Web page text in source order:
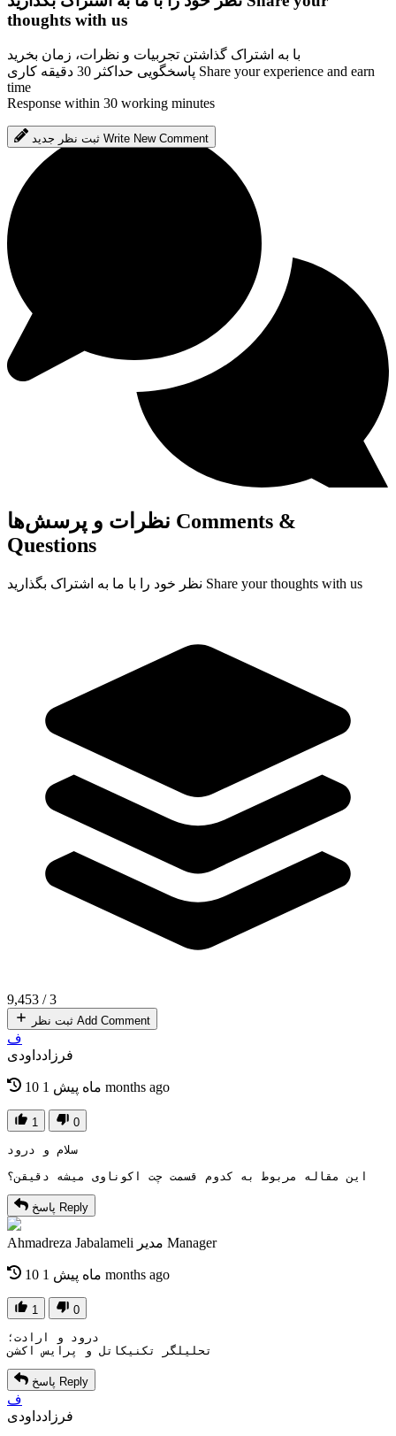
thoughts with us
با به اشتراک گذاشتن تجربیات و نظرات، زمان بخرید
پاسخگویی حداکثر 30 دقیقه کاری Share your experience and earn
time
Response within 30 working minutes
ثبت نظر جدید Write New Comment
نظرات و پرسش‌ها Comments &
Questions
نظر خود را با ما به اشتراک بگذارید Share your thoughts with us
9,453 / 3
ثبت نظر Add Comment
ف
فرزادداودی
10 ماه پیش 1 months ago
1 0
این مقاله مربوط به کدوم قسمت چت اکوناوی میشه دقیقن؟
پاسخ Reply
Ahmadreza Jabalameli مدیر Manager
10 ماه پیش 1 months ago
1 0
درود و ارادت؛
تحلیلگر تکنیکاتل و پرایس اکشن
پاسخ Reply
ف
فرزادداودی